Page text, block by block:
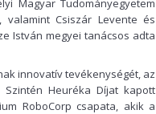
Magyar Tudományegyetem
valamint Csiszár Levente és
István megyei tanácsos adta
innovatív tevékenységét, az
Heuréka Díjat kapott
RoboCorp csapata, akik a